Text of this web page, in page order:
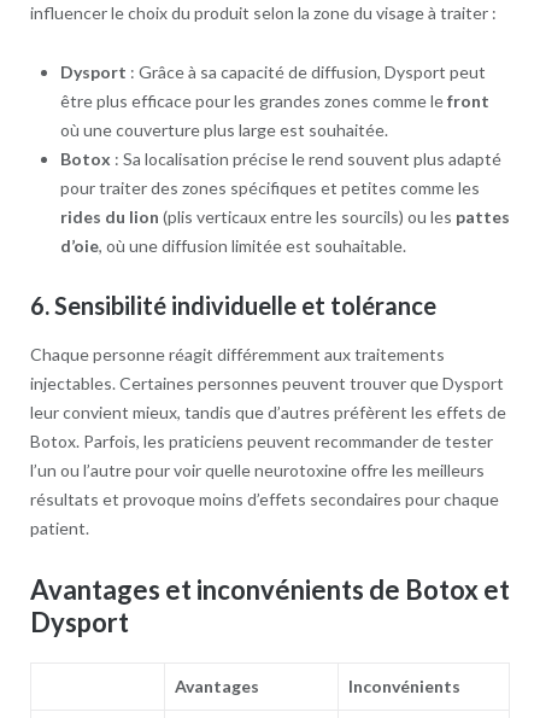
influencer le choix du produit selon la zone du visage à traiter :
Dysport : Grâce à sa capacité de diffusion, Dysport peut
être plus efficace pour les grandes zones comme lefront
où une couverture plus large est souhaitée.
Botox : Sa localisation précise le rend souvent plus adapté
pour traiter des zones spécifiques et petites comme les
rides du lion (plis verticaux entre les sourcils) ou les pattes
d’oie, où une diffusion limitée est souhaitable.
6.Sensibilité individuelle et tolérance
Chaque personne réagit différemment aux traitements
injectables. Certaines personnes peuvent trouver que Dysport
leur convient mieux, tandis que d’autres préfèrent les effets de
Botox. Parfois, les praticiens peuvent recommander de tester
l’un ou l’autre pour voir quelle neurotoxine offre les meilleurs
résultats et provoque moins d’effets secondaires pour chaque
patient.
Avantages et inconvénients de Botox et
Dysport
Avantages Inconvénients